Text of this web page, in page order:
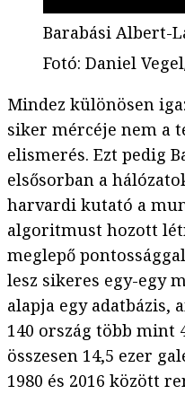
Barabási Albert-
Fotó: Daniel
Mindez különösen
siker mércéje nem a
elismerés. Ezt pedig
elsősorban a
harvardi kutató a
algoritmust hozott
meglepő
lesz sikeres egy-egy
alapja egy adatbázis,
140 ország több mint
összesen 14,5 ezer
1980 és 2016 között